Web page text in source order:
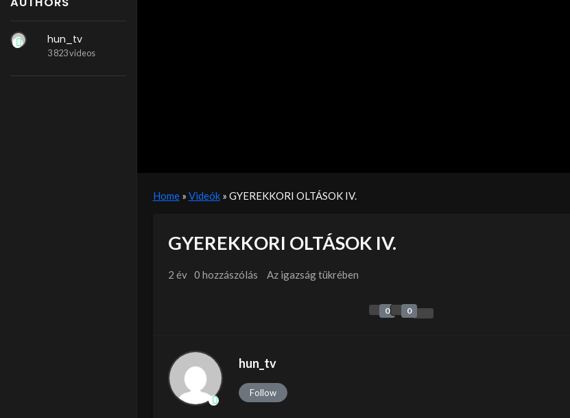
hun_tv
3 823 videos
Home» Videók» GYEREKKORI OLTÁSOK IV.
GYEREKKORI OLTÁSOK IV.
2 év 0 hozzászólás Az igazság tükrében
0 0
hun_tv
Follow